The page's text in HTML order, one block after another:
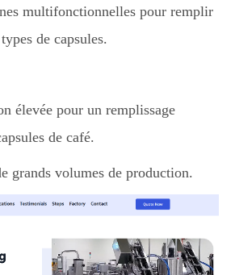
multifonctionnelles pour remplir
de capsules.
élevée pour un remplissage
de café.
grands volumes de production.